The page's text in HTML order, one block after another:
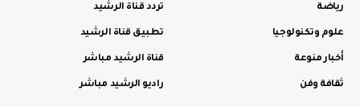
رياضة
علوم وتكنولوجيا
أخبار منوعة
ثقافة وفن
تردد قناة الرشيد
تطبيق قناة الرشيد
قناة الرشيد مباشر
راديو الرشيد مباشر